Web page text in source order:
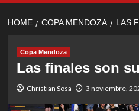
HOME COPA MENDOZA LAS
Copa Mendoza
Las finales son
Christian Sosa 3 noviembre,